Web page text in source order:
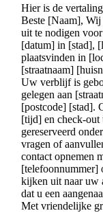
Hier is de
Beste [Naam], Wij
uit te nodigen
[datum] in [stad],
plaatsvinden in
[straatnaam]
Uw verblijf is
gelegen aan
[postcode] [stad].
[tijd] en check-
gereserveerd
vragen of
contact opnemen
[telefoonnummer]
kijken uit naar uw
dat u een
Met vriendelijke